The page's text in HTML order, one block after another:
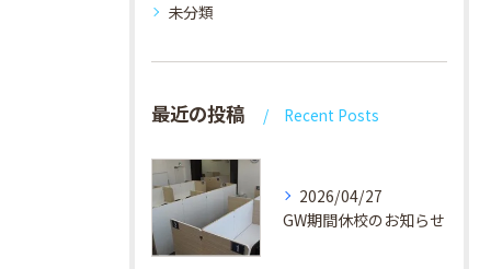
未分類
最近の投稿 Recent Posts
2026/04/27
GW期間休校のお知らせ